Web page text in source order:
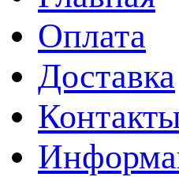
Оплата
Доставка